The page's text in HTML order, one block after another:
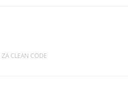
ZA CLEAN CODE